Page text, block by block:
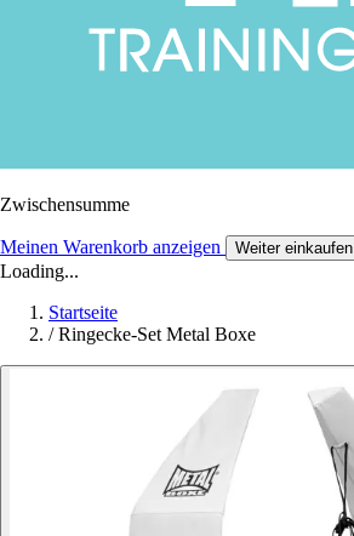
Zwischensumme
Meinen Warenkorb anzeigen Weiter einkaufen
Loading...
Startseite
/ Ringecke-Set Metal Boxe